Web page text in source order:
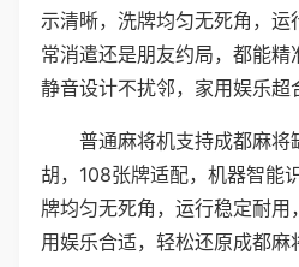
示清晰，洗牌均匀无死角，运
常消遣还是朋友约局，都能精
静音设计不扰邻，家用娱乐超
普通麻将机支持成都麻将
胡，108张牌适配，机器智能
牌均匀无死角，运行稳定耐用
用娱乐合适，轻松还原成都麻